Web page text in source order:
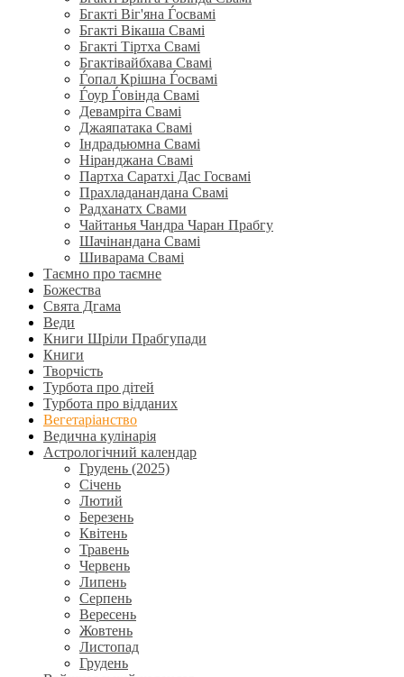
Бгакті Віг'яна Ѓосвамі
Бгакті Вікаша Свамі
Бгакті Тіртха Свамі
Бгактівайбхава Свамі
Ѓопал Крішна Ѓосвамі
Ѓоур Ѓовінда Свамі
Девамріта Свамі
Джаяпатака Свамі
Індрадьюмна Свамі
Ніранджана Свамі
Партха Саратхі Дас Госвамі
Прахладанандана Свамі
Радханатх Свами
Чайтанья Чандра Чаран Прабгу
Шачінандана Свамі
Шиварама Свамі
Таємно про таємне
Божества
Свята Дгама
Веди
Книги Шріли Прабгупади
Книги
Творчість
Турбота про дітей
Турбота про відданих
Вегетаріанство
Ведична кулінарія
Астрологічний календар
Грудень (2025)
Січень
Лютий
Березень
Квітень
Травень
Червень
Липень
Серпень
Вересень
Жовтень
Листопад
Грудень